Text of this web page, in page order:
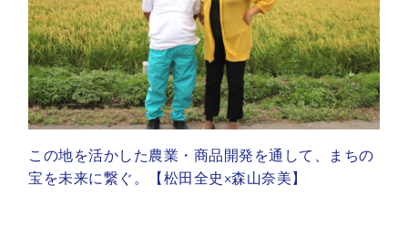
この地を活かした農業・商品開発を通して、まちの
宝を未来に繋ぐ。【松田全史×森山奈美】